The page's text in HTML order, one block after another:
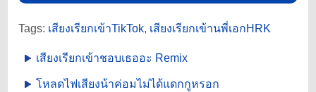
Tags: เสียงเรียกเข้าTikTok, เสียงเรียกเข้านพี่เอกHRK
เสียงเรียกเข้าชอบเธออะ Remix
โหลดไฟเสียงน้าค่อมไม่ได้แดกกูหรอก